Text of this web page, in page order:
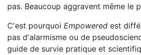
pas. Beaucoup aggravent même le
C'est pourquoi Empowered est
pas d'alarmisme ou de
guide de survie pratique et